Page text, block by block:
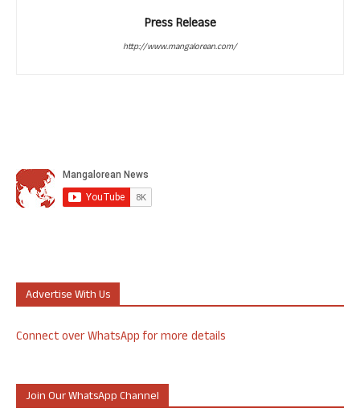
Press Release
http://www.mangalorean.com/
Advertise With Us
Connect over WhatsApp for more details
Join Our WhatsApp Channel